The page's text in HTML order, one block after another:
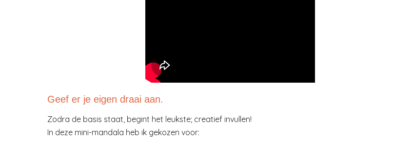
Geef er je eigen draai aan.
Zodra de basis staat, begint het leukste; creatief invullen!
In deze mini-mandala heb ik gekozen voor: